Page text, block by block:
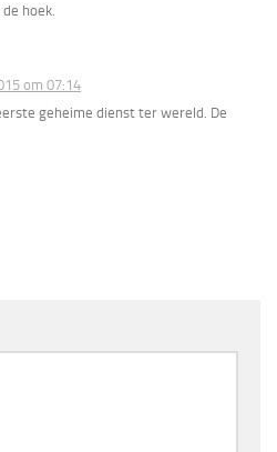
hoek.
om 07:14
geheime dienst ter wereld. De